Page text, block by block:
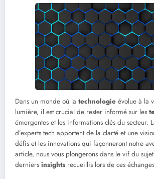
Dans un monde où la technologie évolue à la
lumière, il est crucial de rester informé sur les
émergentes et les informations clés du secteur.
d’experts tech apportent de la clarté et une
défis et les innovations qui façonneront notre
article, nous vous plongerons dans le vif du
derniers insights recueillis lors de ces